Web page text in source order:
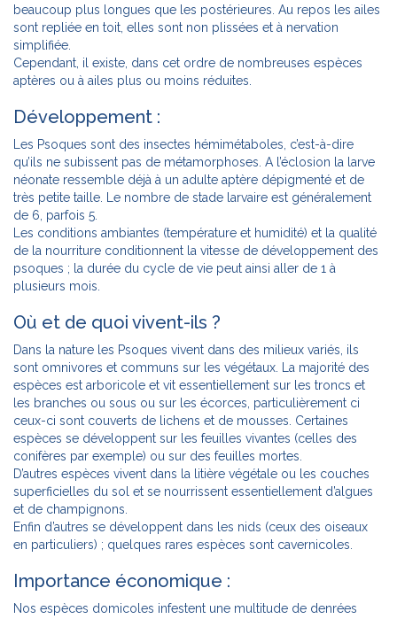
beaucoup plus longues que les postérieures. Au repos les ailes
sont repliée en toit, elles sont non plissées et à nervation
simplifiée.
Cependant, il existe, dans cet ordre de nombreuses espèces
aptères ou à ailes plus ou moins réduites.
Développement :
Les Psoques sont des insectes hémimétaboles, c’est-à-dire
qu’ils ne subissent pas de métamorphoses. A l’éclosion la larve
néonate ressemble déjà à un adulte aptère dépigmenté et de
très petite taille. Le nombre de stade larvaire est généralement
de 6, parfois 5.
Les conditions ambiantes (température et humidité) et la qualité
de la nourriture conditionnent la vitesse de développement des
psoques ; la durée du cycle de vie peut ainsi aller de 1 à
plusieurs mois.
Où et de quoi vivent-ils ?
Dans la nature les Psoques vivent dans des milieux variés, ils
sont omnivores et communs sur les végétaux. La majorité des
espèces est arboricole et vit essentiellement sur les troncs et
les branches ou sous ou sur les écorces, particulièrement ci
ceux-ci sont couverts de lichens et de mousses. Certaines
espèces se développent sur les feuilles vivantes (celles des
conifères par exemple) ou sur des feuilles mortes.
D’autres espèces vivent dans la litière végétale ou les couches
superficielles du sol et se nourrissent essentiellement d’algues
et de champignons.
Enfin d’autres se développent dans les nids (ceux des oiseaux
en particuliers) ; quelques rares espèces sont cavernicoles.
Importance économique :
Nos espèces domicoles infestent une multitude de denrées